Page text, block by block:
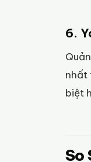
6.
nhất
biệt
So